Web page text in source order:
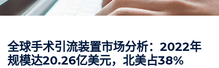
全球手术引流装置市场分析：2022年
规模达20.26亿美元，北美占38%